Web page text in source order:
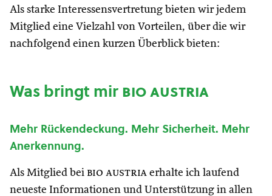
Als starke Interessensvertretung bieten wir jedem
Mitglied eine Vielzahl von Vorteilen, über die wir
nachfolgend einen kurzen Überblick bieten:
Was bringt mirbio austria
Mehr Rückendeckung. Mehr Sicherheit. Mehr
Anerkennung.
Als Mitglied bei bio austria erhalte ich laufend
neueste Informationen und Unterstützung in allen